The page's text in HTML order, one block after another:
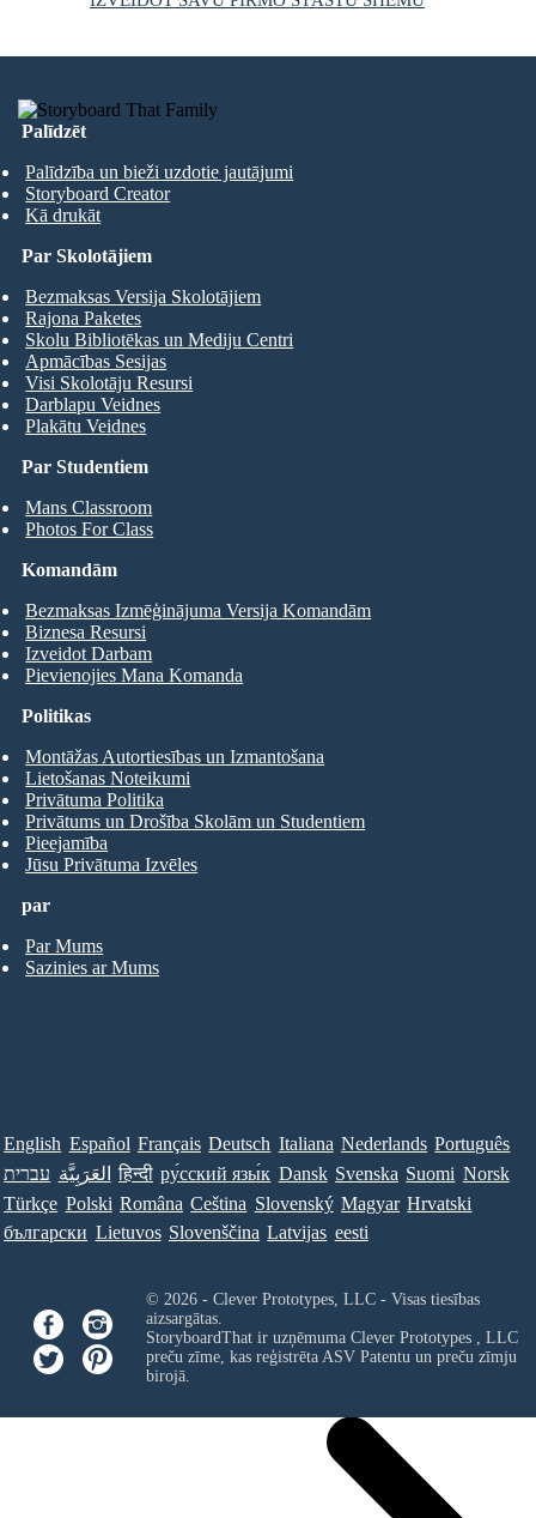
Palīdzēt
Palīdzība un bieži uzdotie jautājumi
Storyboard Creator
Kā drukāt
Par Studentiem
Mans Classroom
Photos For Class
Par Skolotājiem
Bezmaksas Versija Skolotājiem
Rajona Paketes
Skolu Bibliotēkas un Mediju Centri
Apmācības Sesijas
Visi Skolotāju Resursi
Darblapu Veidnes
Plakātu Veidnes
Komandām
Bezmaksas Izmēģinājuma Versija Komandām
Biznesa Resursi
Izveidot Darbam
Pievienojies Mana Komanda
par
Par Mums
Sazinies ar Mums
Politikas
Montāžas Autortiesības un Izmantošana
Lietošanas Noteikumi
Privātuma Politika
Privātums un Drošība Skolām un Studentiem
Pieejamība
Jūsu Privātuma Izvēles
English Español Français Deutsch Italiana Nederlands Português
עברית العَرَبِيَّة हिन्दी ру́сский язы́к Dansk Svenska Suomi Norsk
Türkçe Polski Româna Ceština Slovenský Magyar Hrvatski
български Lietuvos Slovenščina Latvijas eesti
© 2026 - Clever Prototypes, LLC - Visas tiesības
aizsargātas.
StoryboardThat ir uzņēmuma Clever Prototypes , LLC
preču zīme, kas reģistrēta ASV Patentu un preču zīmju
birojā.